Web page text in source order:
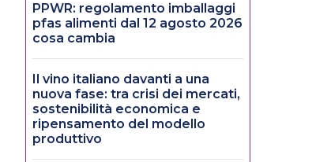
PPWR: regolamento imballaggi
pfas alimenti dal 12 agosto 2026
cosa cambia
Il vino italiano davanti a una
nuova fase: tra crisi dei mercati,
sostenibilità economica e
ripensamento del modello
produttivo